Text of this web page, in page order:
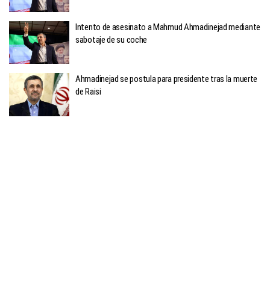
Intento de asesinato a Mahmud Ahmadinejad mediante
sabotaje de su coche
Ahmadinejad se postula para presidente tras la muerte
de Raisi